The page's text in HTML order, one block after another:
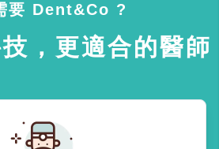
要 Dent&Co ?
，更適合的醫師